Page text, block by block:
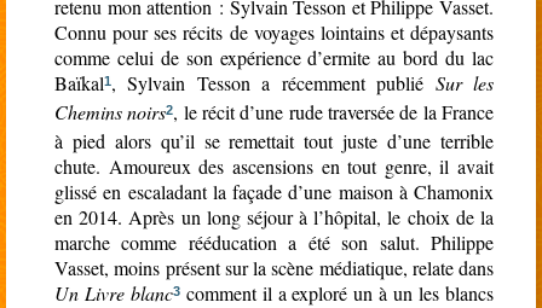
retenu mon attention : Sylvain Tesson et Philippe Vasset.
Connu pour ses récits de voyages lointains et dépaysants
comme celui de son expérience d’ermite au bord du lac
Baïkal1, Sylvain Tesson a récemment publié Sur les
Chemins noirs2, le récit d’une rude traversée de la France
à pied alors qu’il se remettait tout juste d’une terrible
chute. Amoureux des ascensions en tout genre, il avait
glissé en escaladant la façade d’une maison à Chamonix
en 2014. Après un long séjour à l’hôpital, le choix de la
marche comme rééducation a été son salut. Philippe
Vasset, moins présent sur la scène médiatique, relate dans
Un Livre blanc3comment il a exploré un à un les blancs